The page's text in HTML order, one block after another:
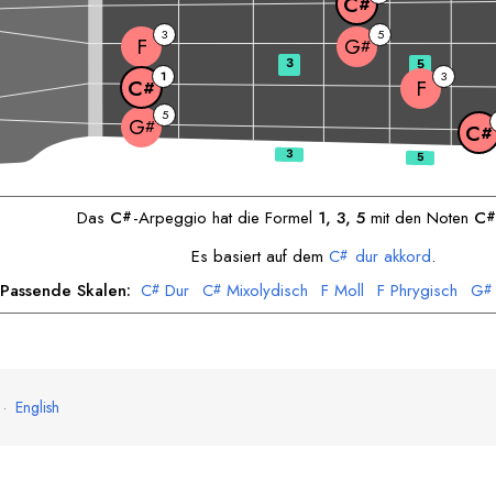
G# 5
C#
C# 1 F 3
F
3 G# 5
3 5
Das C#-Arpeggio hat die Formel 1, 3, 5 mit den Noten C#
Es basiert auf demC# dur akkord.
Passende Skalen: C# Dur C# Mixolydisch F Moll F Phrygisch G#
· English